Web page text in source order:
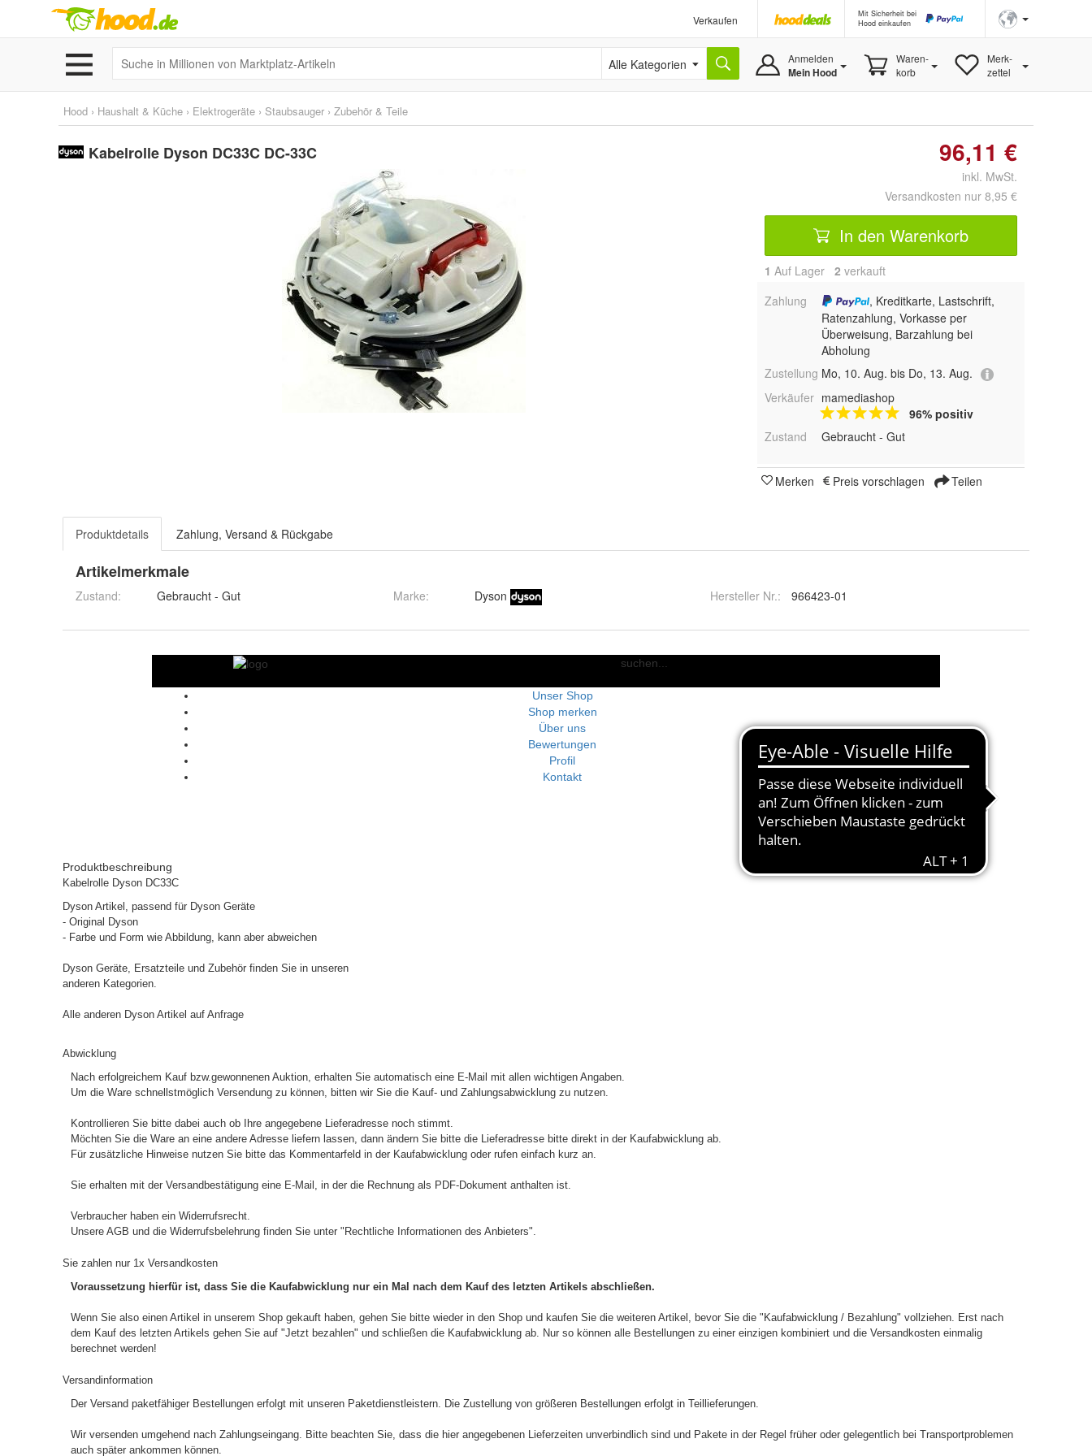
Verkaufen
Mit Sicherheit bei
Hood einkaufen
Alle Kategorien Anmelden
Mein Hood
Waren-
korb
Merk-
zettel
Hood › Haushalt & Küche › Elektrogeräte › Staubsauger › Zubehör & Teile
Kabelrolle Dyson DC33C DC-33C 96,11 €
inkl. MwSt.
Versandkosten nur 8,95 €
In den Warenkorb
1 Auf Lager 2 verkauft
Zahlung
, Kreditkarte, Lastschrift,
Ratenzahlung, Vorkasse per
Überweisung, Barzahlung bei
Abholung
Zustellung Mo, 10. Aug. bis Do, 13. Aug.
Verkäufer mamediashop
96% positiv
Zustand
Gebraucht - Gut
Merken Preis vorschlagen Teilen
Produktdetails Zahlung, Versand & Rückgabe
Artikelmerkmale
Zustand: Gebraucht - Gut Marke: Dyson Hersteller Nr.: 966423-01